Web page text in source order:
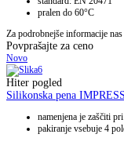
pralen do 60°C
Za podrobnejše informacije
Povprašajte za ceno
Novo
Hiter pogled
Silikonska pena
namenjena je zaščiti
pakiranje vsebuje 4